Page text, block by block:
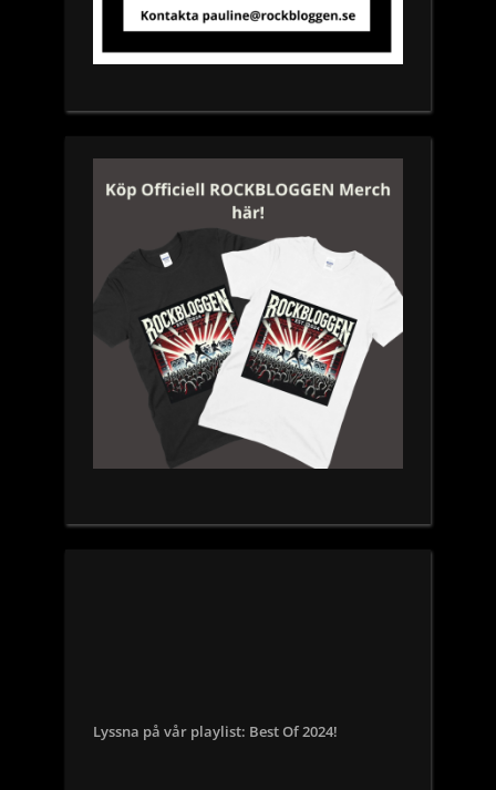
Lyssna på vår playlist: Best Of 2024!